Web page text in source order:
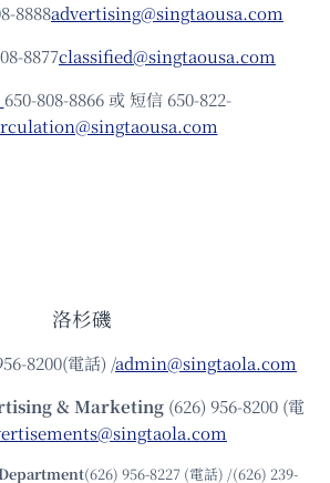
8888advertising@singtaousa.com
8877classified@singtaousa.com
650-808-8866 或 短信 650-822-
洛杉磯
8200(電話) /admin@singtaola.com
& Marketing (626) 956-8200 (電
(626) 956-8227 (電話) /(626) 239-